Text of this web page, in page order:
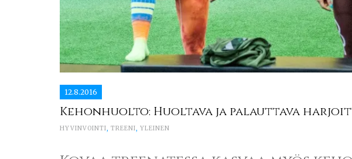
12.8.2016
Kehonhuolto: Huoltava ja palauttava
HYVINVOINTI, TREENI, YLEINEN